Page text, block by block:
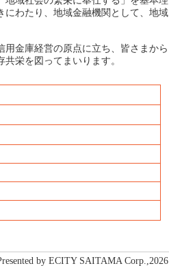
にわたり、地域金融機関として、地域
金庫経営の原点に立ち、皆さまから
栄を図ってまいります。
by ECITY SAITAMA Corp.,2026